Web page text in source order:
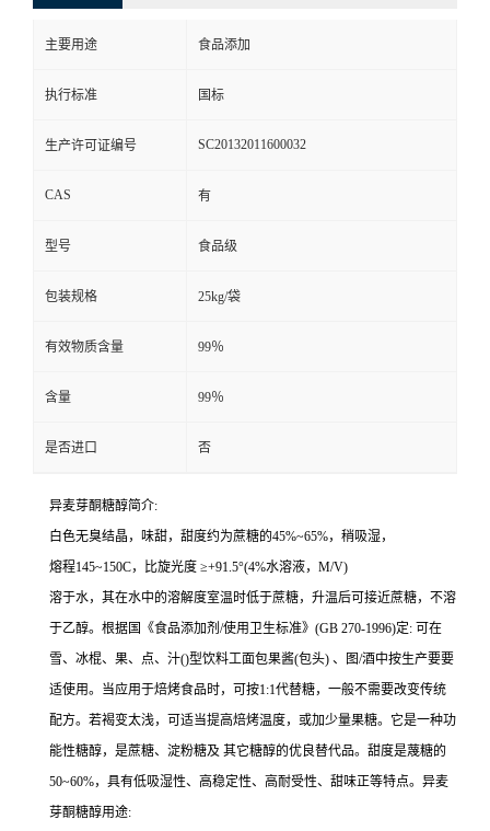
主要用途 食品添加
执行标准 国标
生产许可证编号 SC20132011600032
CAS 有
型号 食品级
包装规格 25kg/袋
有效物质含量 99％
含量 99％
是否进口 否
异麦芽酮糖醇简介:
白色无臭结晶，味甜，甜度约为蔗糖的45%~65%，稍吸湿，
熔程145~150C，比旋光度 ≥+91.5°(4%水溶液，M/V)
溶于水，其在水中的溶解度室温时低于蔗糖，升温后可接近蔗糖，不溶
于乙醇。根据国《食品添加剂/使用卫生标准》(GB 270-1996)定: 可在
雪、冰棍、果、点、汁()型饮料工面包果酱(包头) 、图/酒中按生产要要
适使用。当应用于焙烤食品时，可按1:1代替糖，一般不需要改变传统
配方。若褐变太浅，可适当提高焙烤温度，或加少量果糖。它是一种功
能性糖醇，是蔗糖、淀粉糖及 其它糖醇的优良替代品。甜度是蔑糖的
50~60%，具有低吸湿性、高稳定性、高耐受性、甜味正等特点。异麦
芽酮糖醇用途: